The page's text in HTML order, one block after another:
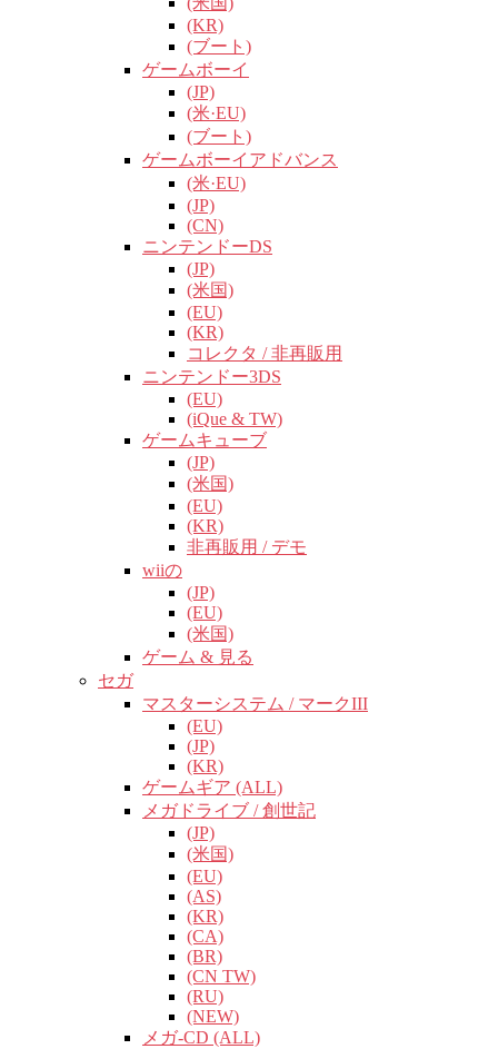
(KR)
(ブート)
ゲームボーイ
(JP)
(米·EU)
(ブート)
ゲームボーイアドバンス
(米·EU)
(JP)
(CN)
ニンテンドーDS
(JP)
(米国)
(EU)
(KR)
コレクタ / 非再販用
ニンテンドー3DS
(EU)
(iQue & TW)
ゲームキューブ
(JP)
(米国)
(EU)
(KR)
非再販用 / デモ
wiiの
(JP)
(EU)
(米国)
ゲーム & 見る
セガ
マスターシステム / マークIII
(EU)
(JP)
(KR)
ゲームギア (ALL)
メガドライブ / 創世記
(JP)
(米国)
(EU)
(AS)
(KR)
(CA)
(BR)
(CN TW)
(RU)
(NEW)
メガ-CD (ALL)